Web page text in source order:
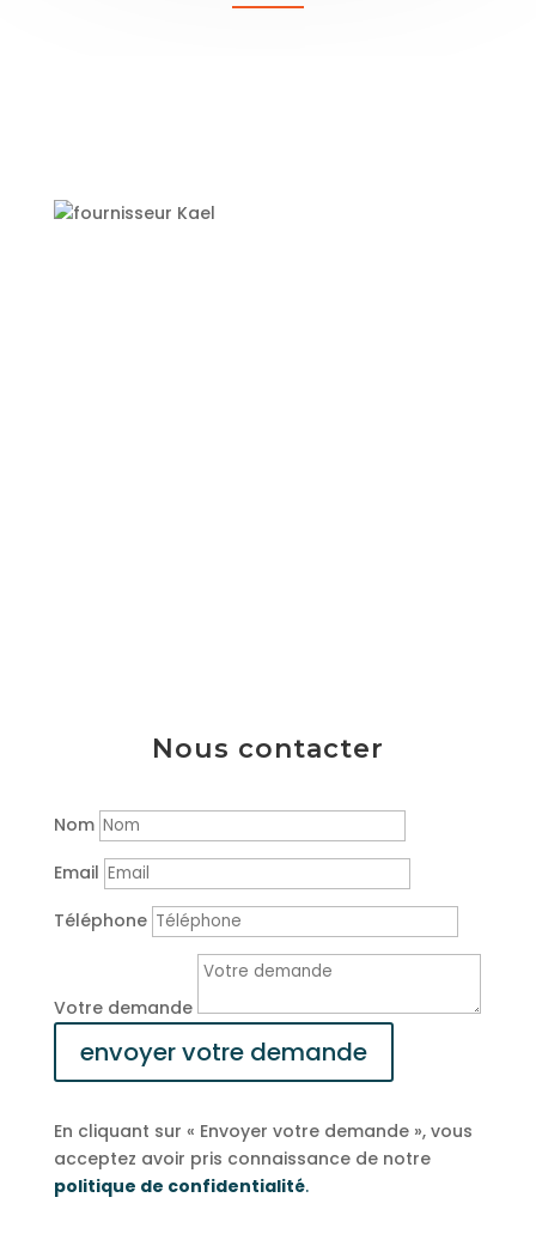
Nous contacter
Nom
Email
Téléphone
Votre demande
envoyer votre demande
En cliquant sur « Envoyer votre demande », vous
acceptez avoir pris connaissance de notre
politique de confidentialité.